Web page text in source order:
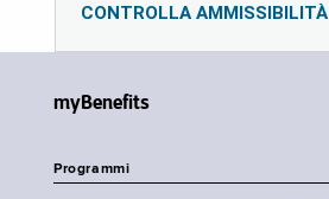
CONTROLLA AMMISSIBILITÀ
myBenefits
Programmi